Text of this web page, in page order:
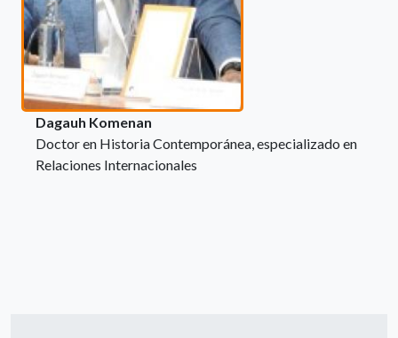
Dagauh Komenan
Doctor en Historia Contemporánea, especializado en
Relaciones Internacionales